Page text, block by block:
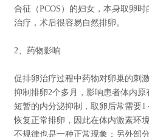
合征（PCOS）的妇女，本身取卵
治疗，术后很容易自然排卵。
2、药物影响
促排卵治疗过程中药物对卵巢的刺
抑制排卵2个多月，影响患者体内
短暂的内分泌抑制，取卵后常需要
恢复正常排卵，因此在体内激素环
不规律也是一种正常现象；另外部